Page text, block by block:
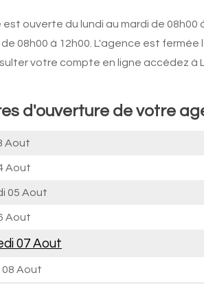
ouverte du lundi au mardi de 08h00
08h00 à 12h00. L'agence est fermée
votre compte en ligne accédez à
d'ouverture de votre
Aout
Aout
05 Aout
Aout
07 Aout
08 Aout